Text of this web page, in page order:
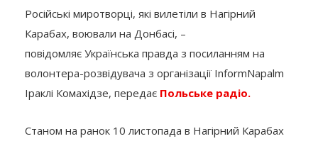
Російські миротворці, які вилетіли в Нагірний
Карабах, воювали на Донбасі, –
повідомляє Українська правда з посиланням на
волонтера-розвідувача з організації InformNapalm
Іраклі Комахідзе, передає Польське радіо.
Станом на ранок 10 листопада в Нагірний Карабах